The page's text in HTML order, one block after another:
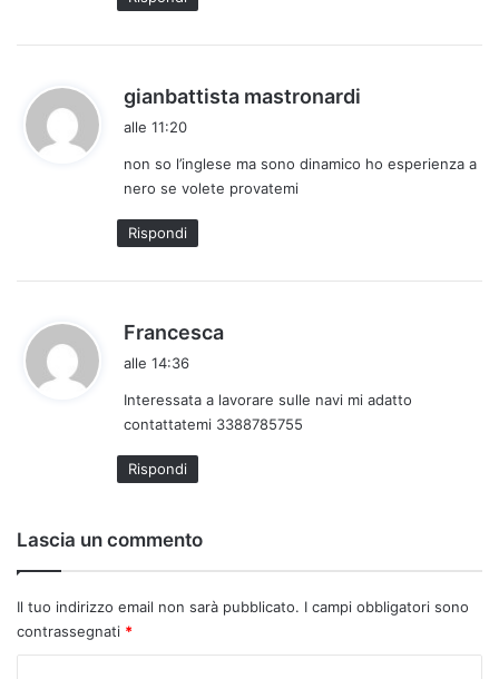
:
gianbattista mastronardi
e
alle 11:20
non so l’inglese ma sono dinamico ho esperienza a
nero se volete provatemi
Rispondi
Francesca
e
t
alle 14:36
Interessata a lavorare sulle navi mi adatto
contattatemi 3388785755
Rispondi
Lascia un commento
Il tuo indirizzo email non sarà pubblicato. I campi obbligatori sono
contrassegnati *